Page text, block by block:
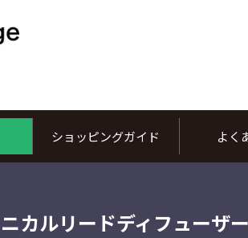
ショッピングガイド よく
カルリードディフュー